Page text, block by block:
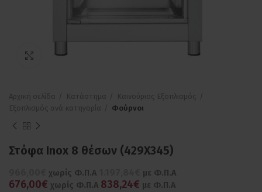
Πατήστε για μεγέθυνση
Φούρνοι
Στόφα Inox 8 θέσων (429Χ345)
χωρίς Φ.Π.Α με Φ.Π.Α
676,00€ χωρίς Φ.Π.Α 838,24€ με Φ.Π.Α